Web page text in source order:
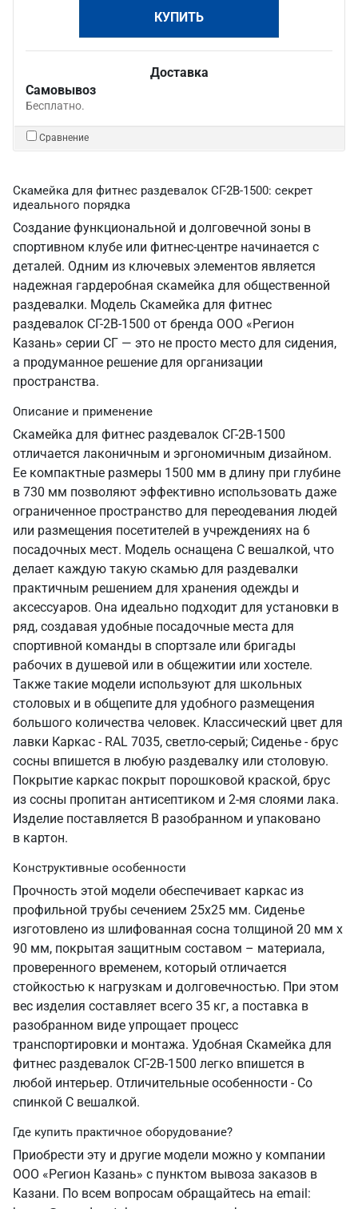
КУПИТЬ
Доставка
Самовывоз
Бесплатно.
Сравнение
Скамейка для фитнес раздевалок СГ-2В-1500: секрет
идеального порядка
Создание функциональной и долговечной зоны в
спортивном клубе или фитнес-центре начинается с
деталей. Одним из ключевых элементов является
надежная гардеробная скамейка для общественной
раздевалки. Модель Скамейка для фитнес
раздевалок СГ-2В-1500 от бренда ООО «Регион
Казань» серии СГ — это не просто место для сидения,
а продуманное решение для организации
пространства.
Описание и применение
Скамейка для фитнес раздевалок СГ-2В-1500
отличается лаконичным и эргономичным дизайном.
Ее компактные размеры 1500 мм в длину при глубине
в 730 мм позволяют эффективно использовать даже
ограниченное пространство для переодевания людей
или размещения посетителей в учреждениях на 6
посадочных мест. Модель оснащена С вешалкой, что
делает каждую такую скамью для раздевалки
практичным решением для хранения одежды и
аксессуаров. Она идеально подходит для установки в
ряд, создавая удобные посадочные места для
спортивной команды в спортзале или бригады
рабочих в душевой или в общежитии или хостеле.
Также такие модели используют для школьных
столовых и в общепите для удобного размещения
большого количества человек. Классический цвет для
лавки Каркас - RAL 7035, светло-серый; Сиденье - брус
сосны впишется в любую раздевалку или столовую.
Покрытие каркас покрыт порошковой краской, брус
из сосны пропитан антисептиком и 2-мя слоями лака.
Изделие поставляется В разобранном и упаковано
в картон.
Конструктивные особенности
Прочность этой модели обеспечивает каркас из
профильной трубы сечением 25х25 мм. Сиденье
изготовлено из шлифованная сосна толщиной 20 мм х
90 мм, покрытая защитным составом – материала,
проверенного временем, который отличается
стойкостью к нагрузкам и долговечностью. При этом
вес изделия составляет всего 35 кг, а поставка в
разобранном виде упрощает процесс
транспортировки и монтажа. Удобная Скамейка для
фитнес раздевалок СГ-2В-1500 легко впишется в
любой интерьер. Отличительные особенности - Со
спинкой С вешалкой.
Где купить практичное оборудование?
Приобрести эту и другие модели можно у компании
ООО «Регион Казань» с пунктом вывоза заказов в
Казани. По всем вопросам обращайтесь на email: